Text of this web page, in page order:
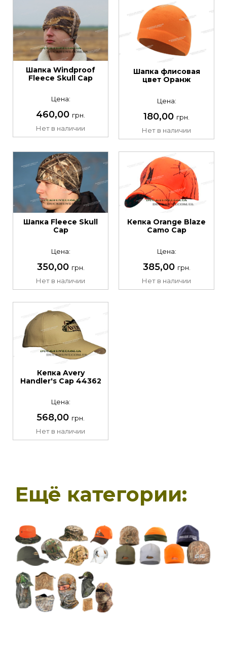
Шапка Windproof
Fleece Skull Cap
Цена:
460,00 грн.
Нет в наличии
Шапка флисовая
цвет Оранж
Цена:
180,00 грн.
Нет в наличии
Шапка Fleece Skull
Cap
Цена:
350,00 грн.
Нет в наличии
Кепка Orange Blaze
Camo Cap
Цена:
385,00 грн.
Нет в наличии
Кепка Avery
Handler's Cap 44362
Цена:
568,00 грн.
Нет в наличии
Ещё категории: